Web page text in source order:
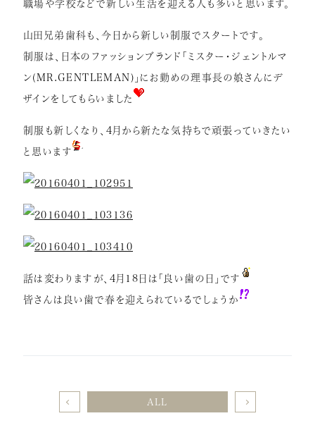
ホワイトニング
小児歯科
根管治療
リクルート情報はこちら
職場や学校などで新しい生活を迎える人も多いと思います。
山田兄弟歯科も、今日から新しい制服でスタートです。
制服は、日本のファッションブランド「ミスター・ジェントルマ
ン(MR.GENTLEMAN)」にお勤めの理事長の娘さんにデ
ザインをしてもらいました
制服も新しくなり、4月から新たな気持ちで頑張っていきたい
と思います
話は変わりますが、4月18日は「良い歯の日」です
皆さんは良い歯で春を迎えられているでしょうか
ALL